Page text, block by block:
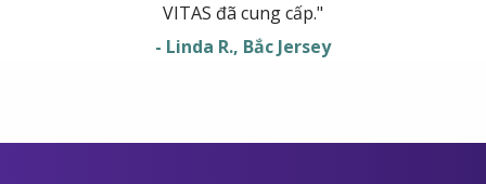
VITAS đã cung cấp."
- Linda R., Bắc Jersey